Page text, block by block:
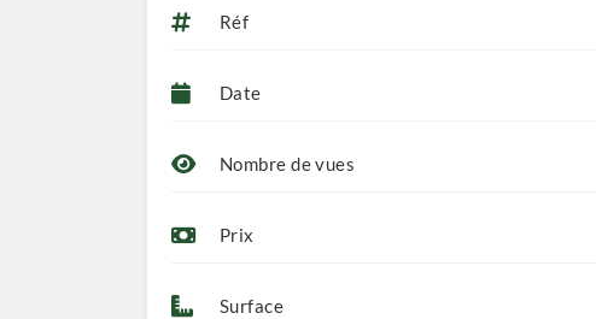
Réf
Date
Nombre de vues
Prix
Surface